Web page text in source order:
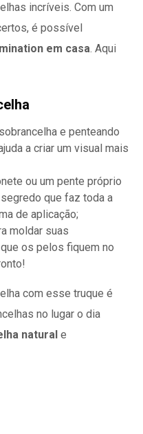
incríveis. Com um
é possível
em casa. Aqui
e penteando
a criar um visual mais
ou um pente próprio
que faz toda a
de aplicação;
moldar suas
os pelos fiquem no
com esse truque é
no lugar o dia
natural e